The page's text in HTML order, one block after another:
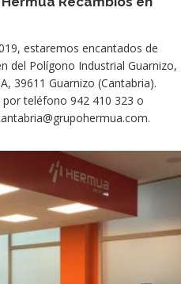
estaremos encantados de
del Polígono Industrial Guarnizo,
39611 Guarnizo (Cantabria).
teléfono 942 410 323 o